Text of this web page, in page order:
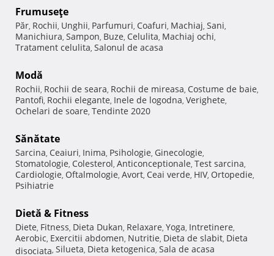
Frumuseţe
Păr, Rochii, Unghii, Parfumuri, Coafuri, Machiaj, Sani,
Manichiura, Sampon, Buze, Celulita, Machiaj ochi,
Tratament celulita, Salonul de acasa
Modă
Rochii, Rochii de seara, Rochii de mireasa, Costume de baie,
Pantofi, Rochii elegante, Inele de logodna, Verighete,
Ochelari de soare, Tendinte 2020
Sănătate
Sarcina, Ceaiuri, Inima, Psihologie, Ginecologie,
Stomatologie, Colesterol, Anticonceptionale, Test sarcina,
Cardiologie, Oftalmologie, Avort, Ceai verde, HIV, Ortopedie,
Psihiatrie
Dietă & Fitness
Diete, Fitness, Dieta Dukan, Relaxare, Yoga, Intretinere,
Aerobic, Exercitii abdomen, Nutritie, Dieta de slabit, Dieta
disociata, Silueta, Dieta ketogenica, Sala de acasa